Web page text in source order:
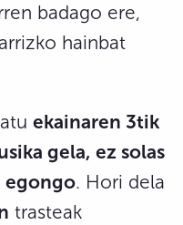
badago ere,
hainbat
ekainaren 3tik
gela, ez solas
egongo. Hori dela
trasteak